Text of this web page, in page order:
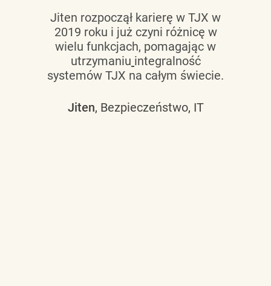
Jiten rozpoczął karierę w TJX w
2019 roku i już czyni różnicę w
wielu funkcjach, pomagając w
utrzymaniu integralność
systemów TJX na całym świecie.
Jiten, Bezpieczeństwo, IT